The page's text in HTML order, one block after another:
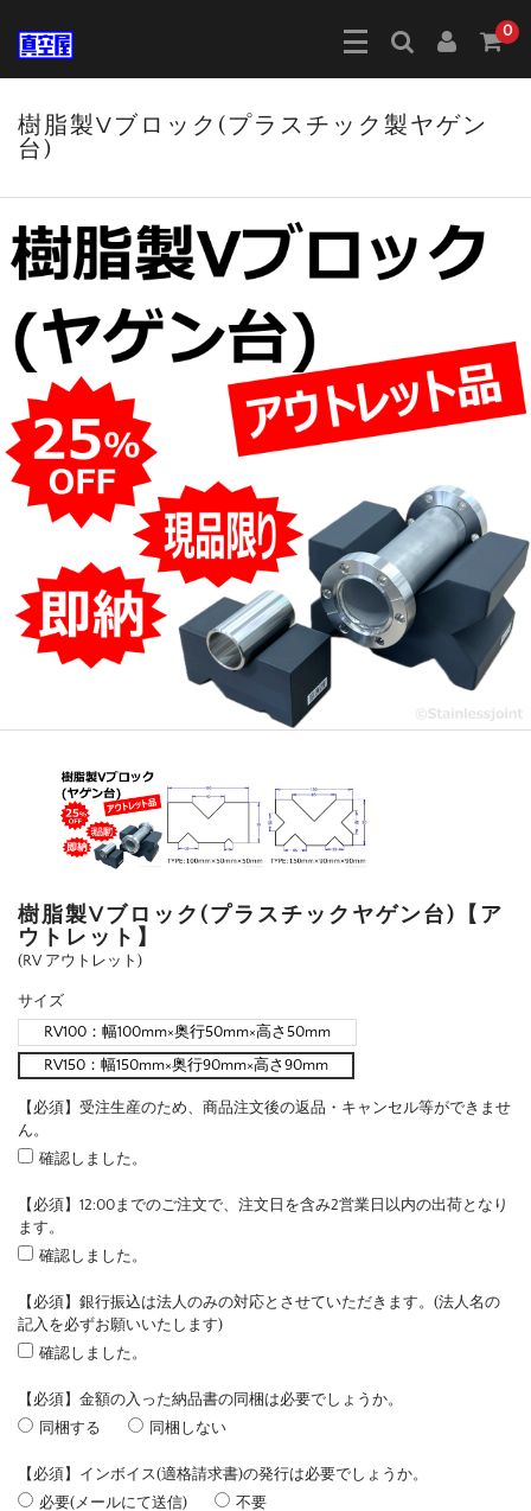
0
樹脂製Vブロック(プラスチック製ヤゲン
台)
樹脂製Vブロック(プラスチックヤゲン台)【ア
ウトレット】
(RV アウトレット)
サイズ
RV100：幅100mm×奥行50mm×高さ50mm
RV150：幅150mm×奥行90mm×高さ90mm
【必須】受注生産のため、商品注文後の返品・キャンセル等ができませ
ん。
確認しました。
【必須】12:00までのご注文で、注文日を含み2営業日以内の出荷となり
ます。
確認しました。
【必須】銀行振込は法人のみの対応とさせていただきます。(法人名の
記入を必ずお願いいたします)
確認しました。
【必須】金額の入った納品書の同梱は必要でしょうか。
同梱する
同梱しない
【必須】インボイス(適格請求書)の発行は必要でしょうか。
必要(メールにて送信)
不要